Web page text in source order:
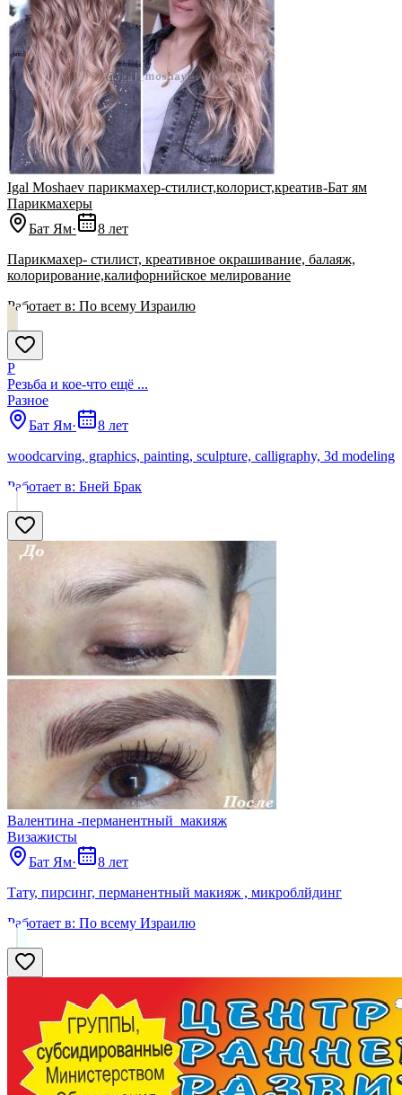
Igal Moshaev парикмахер-стилист,колорист,креатив-Бат ям
Парикмахеры
Бат Ям·
8 лет
Парикмахер- стилист, креативное окрашивание, балаяж,
колорирование,калифорнийское мелирование
Работает в: По всему Израилю
Р
Резьба и кое-что ещё ...
Разное
Бат Ям·
8 лет
woodcarving, graphics, painting, sculpture, calligraphy, 3d modeling
Работает в: Бней Брак
Валентина -перманентный_макияж
Визажисты
Бат Ям·
8 лет
Тату, пирсинг, перманентный макияж , микроблйдинг
Работает в: По всему Израилю